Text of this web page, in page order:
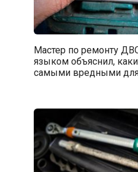
Мастер по ремонту
языком объяснил,
самыми вредными